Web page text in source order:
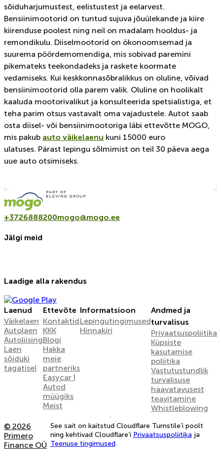
sõiduharjumustest, eelistustest ja eelarvest.
Bensiinimootorid on tuntud sujuva jõuülekande ja kiire
kiirenduse poolest ning neil on madalam hooldus- ja
remondikulu. Diiselmootorid on ökonoomsemad ja
suurema pöördemomendiga, mis sobivad paremini
pikemateks teekondadeks ja raskete koormate
vedamiseks. Kui keskkonnasõbralikkus on oluline, võivad
bensiinimootorid olla parem valik. Oluline on hoolikalt
kaaluda mootorivalikut ja konsulteerida spetsialistiga, et
teha parim otsus vastavalt oma vajadustele. Autot saab
osta diisel- või bensiinimootoriga läbi ettevõtte MOGO,
mis pakub auto väikelaenu kuni 15000 euro
ulatuses. Pärast lepingu sõlmimist on teil 30 päeva aega
uue auto otsimiseks.
+3726888200mogo@mogo.ee
Jälgi meid
Laadige alla rakendus
Laenud
Väikelaen
Autolaen
Autoliising
Laen
sõiduki
tagatisel
Ettevõte
Kontaktid
KKK
Blogi
Hakka
meie
partneriks
Easycar |
Autod
müügiks
Meist
Informatsioon
Lepingutingimused
Hinnakiri
Andmed ja
turvalisus
Privaatsuspoliitika
Küpsiste
kasutamise
poliitika
Vastutustundlik
turvalisuse
haavatavusest
teavitamine
Whistleblowing
© 2026
Primero
Finance OÜ
See sait on kaitstud Cloudflare Turnstile’i poolt
ning kehtivad Cloudflare’i Privaatsuspoliitikaja
Teenuse tingimused.